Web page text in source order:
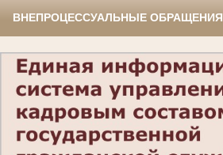
ВНЕПРОЦЕССУАЛЬНЫЕ ОБРАЩЕНИЯ